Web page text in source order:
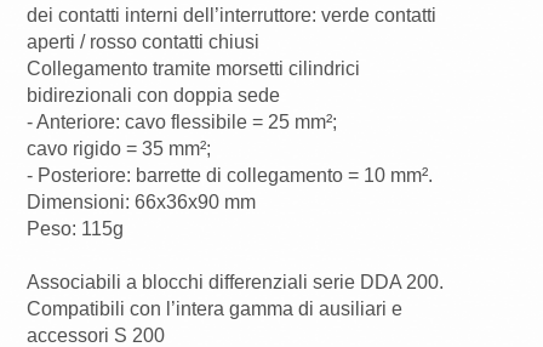
dei contatti interni dell’interruttore: verde contatti
aperti / rosso contatti chiusi
Collegamento tramite morsetti cilindrici
bidirezionali con doppia sede
- Anteriore: cavo flessibile = 25 mm²;
cavo rigido = 35 mm²;
- Posteriore: barrette di collegamento = 10 mm².
Dimensioni: 66x36x90 mm
Peso: 115g
Associabili a blocchi differenziali serie DDA 200.
Compatibili con l’intera gamma di ausiliari e
accessori S 200